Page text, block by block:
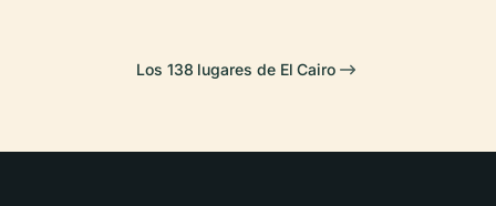
Los 138 lugares de El Cairo